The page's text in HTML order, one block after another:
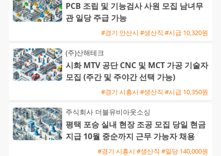
PCB 조립 및 기능검사 사원 모집 남녀무
관 일당 주급 가능
#경기 안산시 #생산직 #시급 10,320원
(주)산해테크
시화 MTV 공단 CNC 및 MCT 가공 기술자
모집 (주간 및 주야간 선택 가능)
#경기 시흥시 #생산직 #시급 10,350원
주식회사 더블유비아웃소싱
평택 포승 실내 현장 조공 모집 당일 현금
지급 10월 중순까지 근무 가능자 채용
#경기 시흥시 #생산직 #일당 140,000원